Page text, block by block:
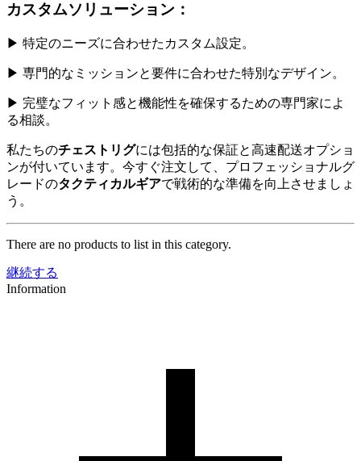
カスタムソリューション：
▶ 特定のニーズに合わせたカスタム設定。
▶ 専門的なミッションと要件に合わせた特別なデザイン。
▶ 完璧なフィット感と機能性を確保するための専門家によ
る相談。
私たちのチェストリグには包括的な保証と高速配送オプショ
ンが付いています。今すぐ注文して、プロフェッショナルグ
レードのタクティカルギアで戦術的な準備を向上させましょ
う。
There are no products to list in this category.
継続する
Information